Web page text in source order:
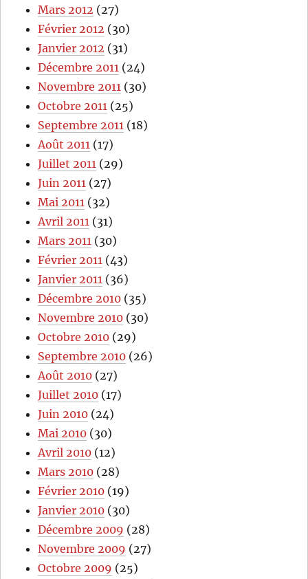
Mars 2012 (27)
Février 2012 (30)
Janvier 2012 (31)
Décembre 2011 (24)
Novembre 2011 (30)
Octobre 2011 (25)
Septembre 2011 (18)
Août 2011 (17)
Juillet 2011 (29)
Juin 2011 (27)
Mai 2011 (32)
Avril 2011 (31)
Mars 2011 (30)
Février 2011 (43)
Janvier 2011 (36)
Décembre 2010 (35)
Novembre 2010 (30)
Octobre 2010 (29)
Septembre 2010 (26)
Août 2010 (27)
Juillet 2010 (17)
Juin 2010 (24)
Mai 2010 (30)
Avril 2010 (12)
Mars 2010 (28)
Février 2010 (19)
Janvier 2010 (30)
Décembre 2009 (28)
Novembre 2009 (27)
Octobre 2009 (25)